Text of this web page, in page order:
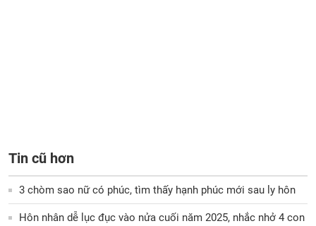
Tin cũ hơn
3 chòm sao nữ có phúc, tìm thấy hạnh phúc mới sau ly hôn
Hôn nhân dễ lục đục vào nửa cuối năm 2025, nhắc nhở 4 con